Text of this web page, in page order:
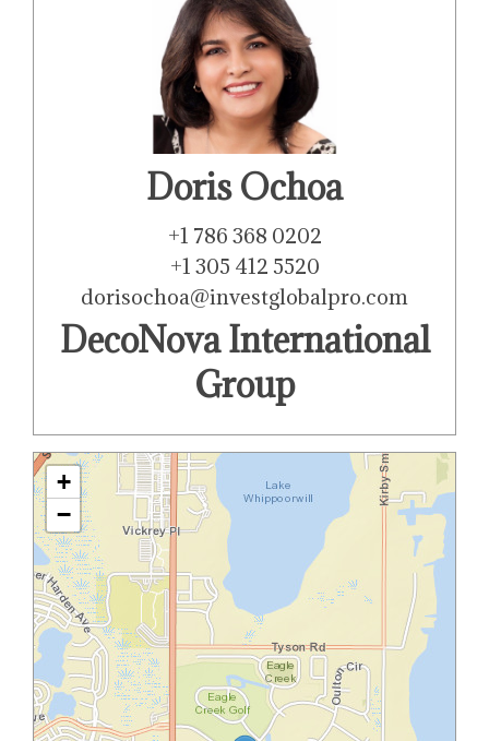
Doris Ochoa
+1 786 368 0202
+1 305 412 5520
dorisochoa@investglobalpro.com
DecoNova International
Group
+
−